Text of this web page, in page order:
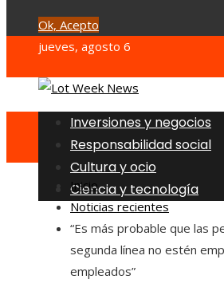
Ok, Acepto
jueves, agosto 6
Inversiones y negocios
Responsabilidad social
Cultura y ocio
Ciencia y tecnología
Inicio
Noticias recientes
“Es más probable que las
segunda línea no estén
empleados”